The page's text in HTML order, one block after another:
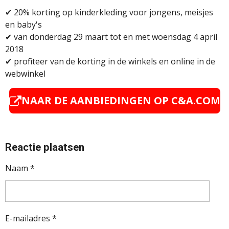
✔ 20% korting op kinderkleding voor jongens, meisjes
en baby's
✔ van donderdag 29 maart tot en met woensdag 4 april
2018
✔ profiteer van de korting in de winkels en online in de
webwinkel
NAAR DE AANBIEDINGEN OP C&A.COM
Reactie plaatsen
Naam *
E-mailadres *